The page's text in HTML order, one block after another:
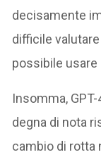
decisamente
difficile
possibile usare
Insomma,
degna di nota
cambio di rotta